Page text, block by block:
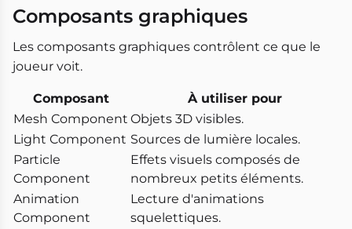
Composants graphiques
Les composants graphiques contrôlent ce que le
joueur voit.
Composant
À utiliser pour
Mesh Component Objets 3D visibles.
Light Component Sources de lumière locales.
Particle
Component
Effets visuels composés de
nombreux petits éléments.
Animation
Component
Lecture d'animations
squelettiques.